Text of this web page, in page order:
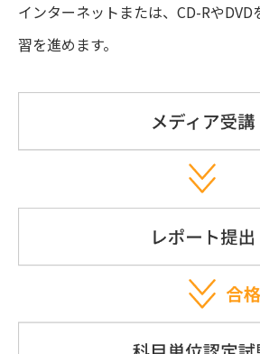
インターネットまたは、CD-Rや
習を進めます。